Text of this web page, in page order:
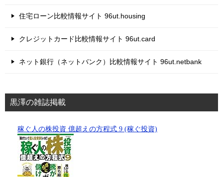
住宅ローン比較情報サイト 96ut.housing
クレジットカード比較情報サイト 96ut.card
ネット銀行（ネットバンク）比較情報サイト 96ut.netbank
黒澤の雑誌掲載
稼ぐ人の株投資 億超えの方程式 9 (稼ぐ投資)